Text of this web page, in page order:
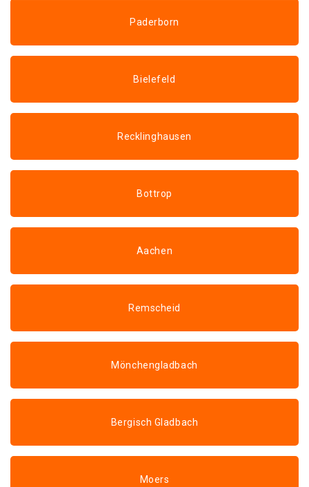
Paderborn
Bielefeld
Recklinghausen
Bottrop
Aachen
Remscheid
Mönchengladbach
Bergisch Gladbach
Moers